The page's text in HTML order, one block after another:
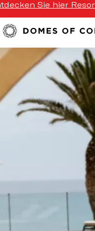
Sie hier